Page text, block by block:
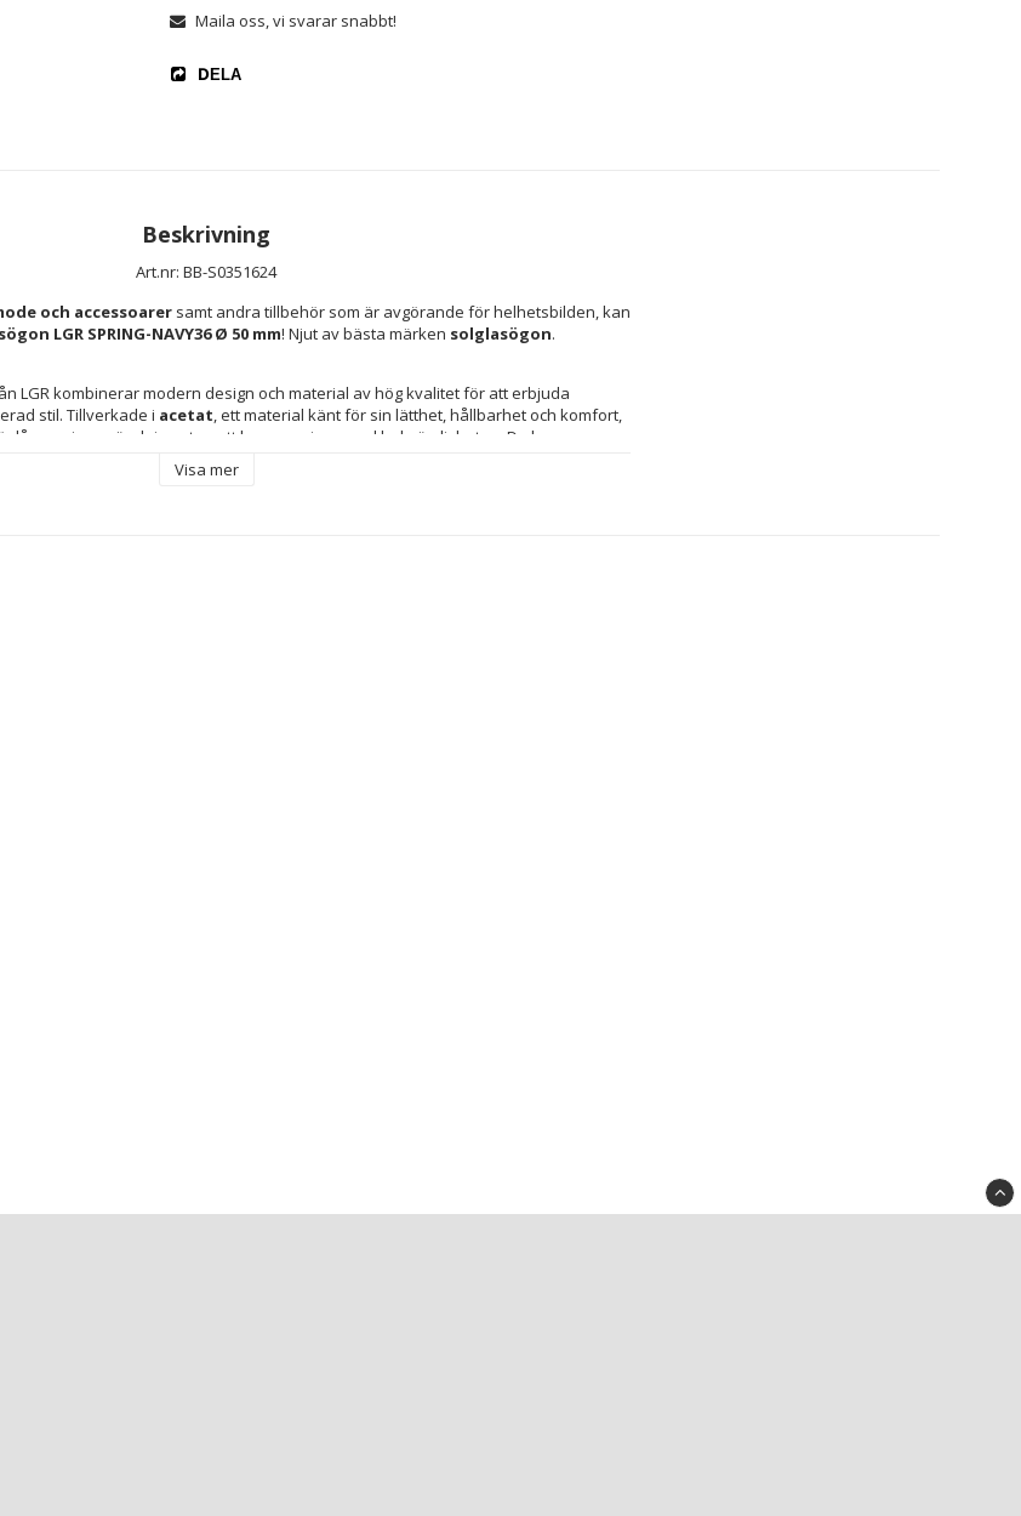
Maila oss, vi svarar snabbt!
DELA
Beskrivning
Art.nr: BB-S0351624
och accessoarer samt andra tillbehör som är avgörande för helhetsbilden, kan
LGR SPRING-NAVY36 Ø 50 mm! Njut av bästa märken solglasögon.
LGR kombinerar modern design och material av hög kvalitet för att erbjuda
stil. Tillverkade i acetat, ett material känt för sin lätthet, hållbarhet och komfort,
– särskilt praktiskt vid bilkörning eller promenader i stadsmiljö och vid kusten. Finns
Visa mer